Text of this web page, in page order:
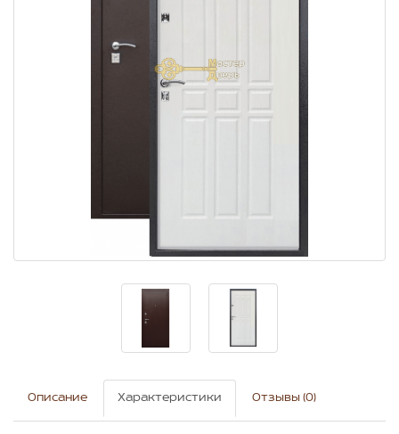
Описание Характеристики Отзывы (0)